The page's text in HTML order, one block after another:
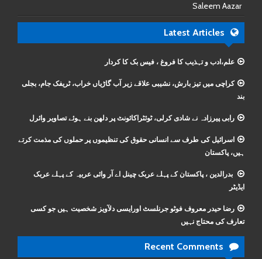
Saleem Aazar
Latest Articles
علم،ادب و تہذیب کا فروغ ، فیس بک کا کردار
کراچی میں تیز بارش، نشیبی علاقے زیر آب گاڑیاں خراب، ٹریفک جام، بجلی
بند
رابی پیرزادہ نے شادی کرلی، ٹوئٹراکائونٹ پر دلھن بنے ہوئے تصاویر وائرل
اسرائیل کی طرف سے انسانی حقوق کی تنظیموں پر حملوں کی مذمت کرتے
ہیں، پاکستان
بدرالدین ، پاکستان کے پہلے عربک چینل اے آر وائی عربیہ کے پہلے عربک
ایڈیٹر
رضا حیدر معروف فوٹو جرنلسٹ اورایسی دلآویز شخصیت ہیں جو کسی
تعارف کی محتاج نہیں
Recent Comments